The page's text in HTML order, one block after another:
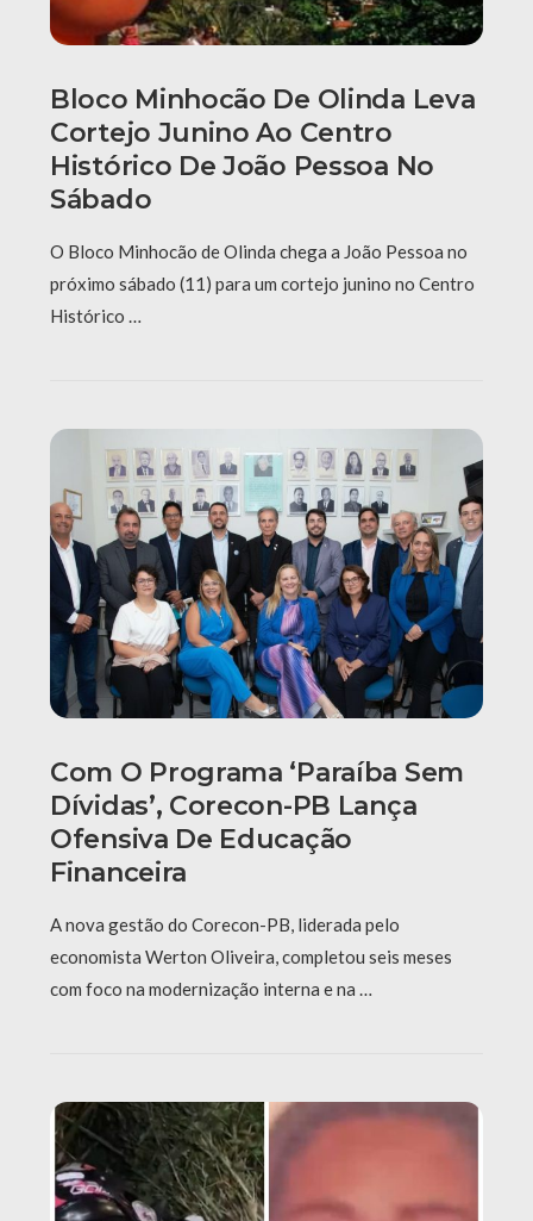
Bloco Minhocão De Olinda Leva
Cortejo Junino Ao Centro
Histórico De João Pessoa No
Sábado
O Bloco Minhocão de Olinda chega a João Pessoa no
próximo sábado (11) para um cortejo junino no Centro
Histórico …
Com O Programa ‘Paraíba Sem
Dívidas’, Corecon-PB Lança
Ofensiva De Educação
Financeira
A nova gestão do Corecon-PB, liderada pelo
economista Werton Oliveira, completou seis meses
com foco na modernização interna e na …